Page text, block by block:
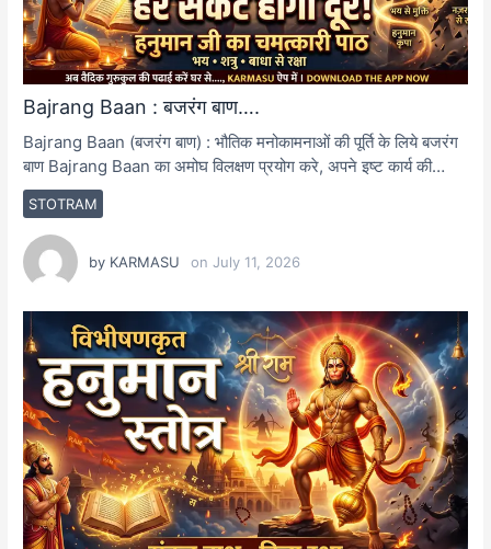
Bajrang Baan : बजरंग बाण….
STOTRAM
Bajrang Baan (बजरंग बाण) : भौतिक मनोकामनाओं की पूर्ति के लिये बजरंग
बाण Bajrang Baan का अमोघ विलक्षण प्रयोग करे, अपने इष्ट कार्य की…
by KARMASU onJuly 11, 2026